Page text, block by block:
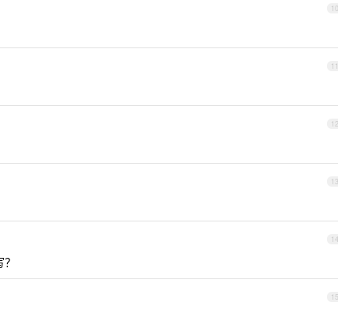
10
11
12
13
14
15